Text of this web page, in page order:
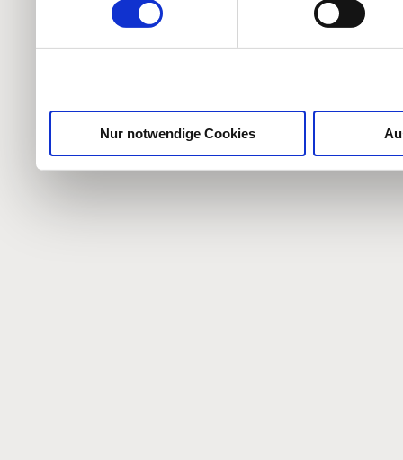
weiteren Daten
Nur notwendige Cookies